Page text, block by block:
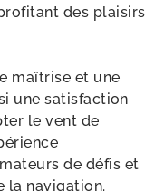
des plaisirs
maîtrise et une
une satisfaction
le vent de
de défis et
la navigation.